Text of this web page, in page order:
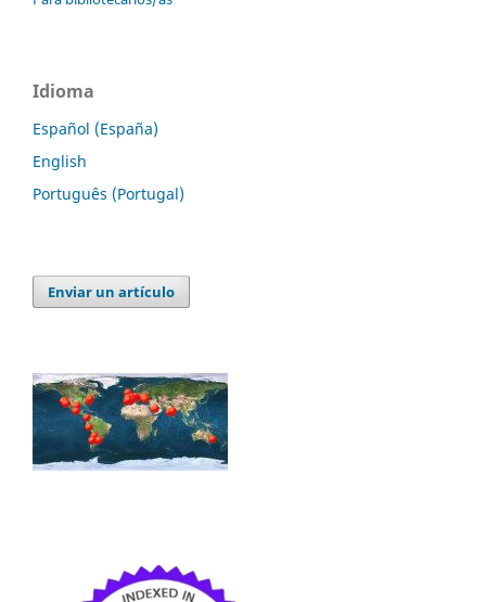
Idioma
Español (España)
English
Português (Portugal)
Enviar un artículo